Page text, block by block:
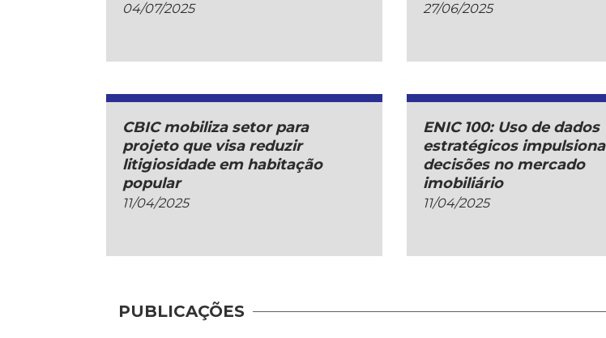
04/07/2025 27/06/2025
CBIC mobiliza setor para
projeto que visa reduzir
litigiosidade em habitação
popular
11/04/2025
ENIC 100: Uso de dados
estratégicos impulsiona
decisões no mercado
imobiliário
11/04/2025
PUBLICAÇÕES